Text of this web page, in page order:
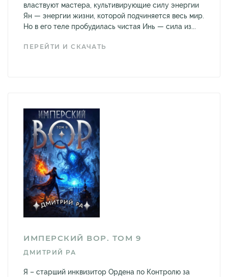
властвуют мастера, культивирующие силу энергии
Ян — энергии жизни, которой подчиняется весь мир.
Но в его теле пробудилась чистая Инь — сила из...
ПЕРЕЙТИ И СКАЧАТЬ
ИМПЕРСКИЙ ВОР. ТОМ 9
ДМИТРИЙ РА
Я – старший инквизитор Ордена по Контролю за